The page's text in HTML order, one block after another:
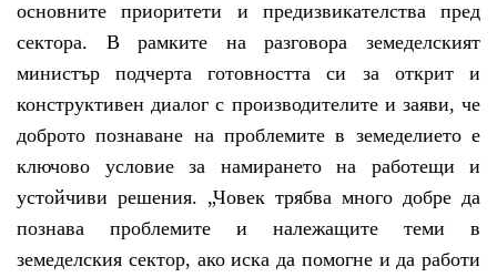
основните приоритети и предизвикателства пред
сектора. В рамките на разговора земеделският
министър подчерта готовността си за открит и
конструктивен диалог с производителите и заяви, че
доброто познаване на проблемите в земеделието е
ключово условие за намирането на работещи и
устойчиви решения. „Човек трябва много добре да
познава проблемите и належащите теми в
земеделския сектор, ако иска да помогне и да работи